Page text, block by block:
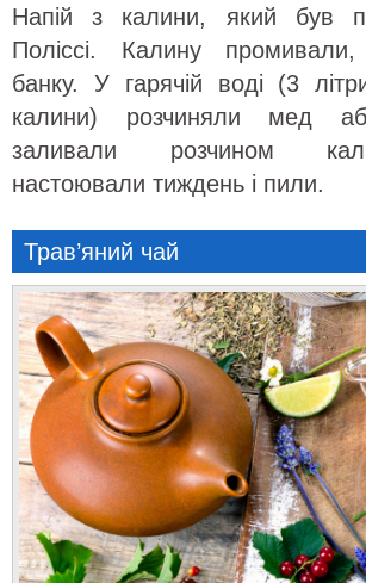
Напій з калини, який був
Поліссі. Калину
банку. У гарячій воді (3
калини) розчиняли мед
заливали розчином
настоювали тиждень і пили.
Трав’яний чай